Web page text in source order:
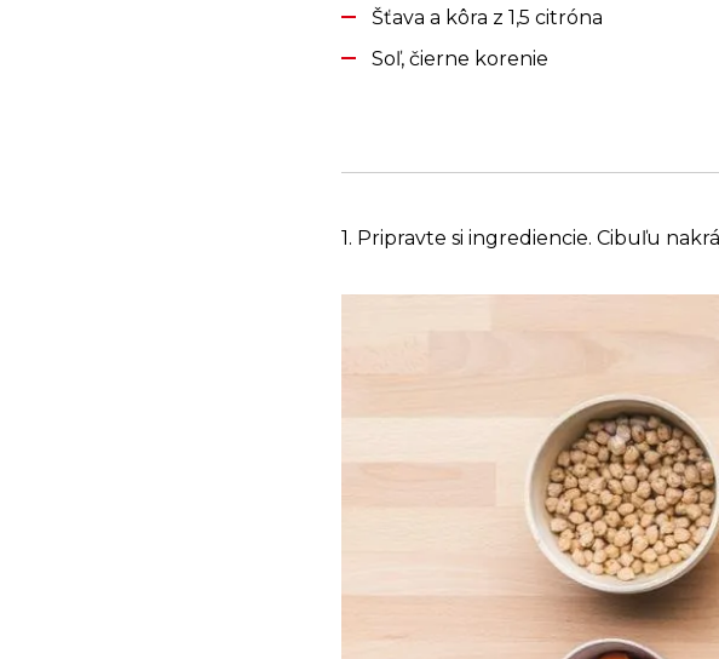
Šťava a kôra z 1,5 citróna
Soľ, čierne korenie
1. Pripravte si ingrediencie. Cibuľu